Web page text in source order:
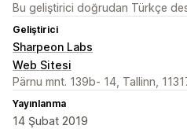
Bu geliştirici doğrudan Türkçe
Geliştirici
Sharpeon Labs
Web Sitesi
Pärnu mnt. 139b- 14, Tallinn,
Yayınlanma
14 Şubat 2019